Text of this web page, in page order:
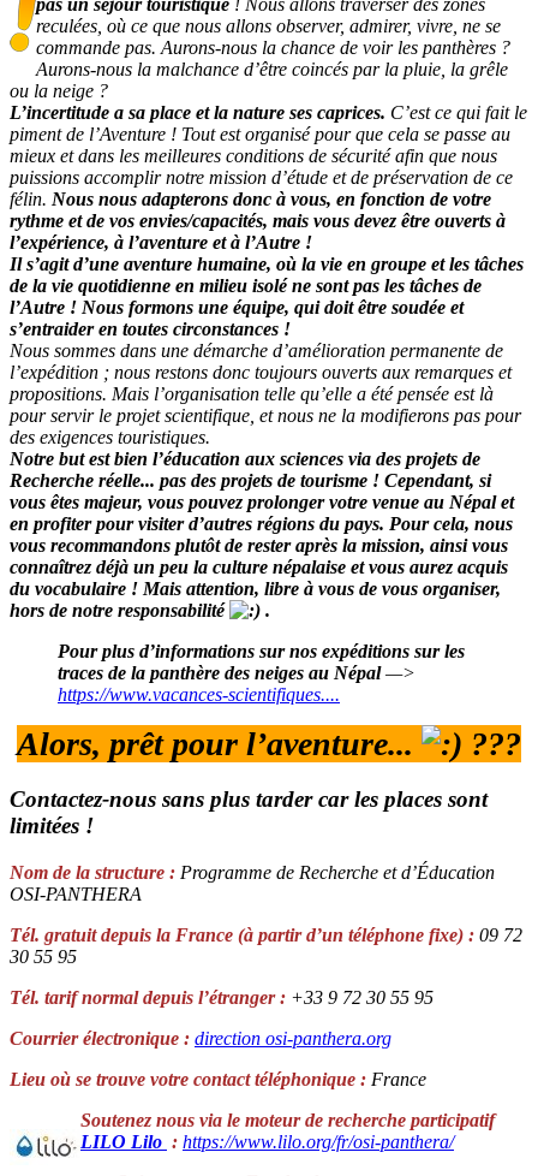
pas un séjour touristique ! Nous allons traverser des zones
reculées, où ce que nous allons observer, admirer, vivre, ne se
commande pas. Aurons-nous la chance de voir les panthères ?
Aurons-nous la malchance d’être coincés par la pluie, la grêle
ou la neige ?
L’incertitude a sa place et la nature ses caprices. C’est ce qui fait le
piment de l’Aventure ! Tout est organisé pour que cela se passe au
mieux et dans les meilleures conditions de sécurité afin que nous
puissions accomplir notre mission d’étude et de préservation de ce
félin. Nous nous adapterons donc à vous, en fonction de votre
rythme et de vos envies/capacités, mais vous devez être ouverts à
l’expérience, à l’aventure et à l’Autre !
Il s’agit d’une aventure humaine, où la vie en groupe et les tâches
de la vie quotidienne en milieu isolé ne sont pas les tâches de
l’Autre ! Nous formons une équipe, qui doit être soudée et
s’entraider en toutes circonstances !
Nous sommes dans une démarche d’amélioration permanente de
l’expédition ; nous restons donc toujours ouverts aux remarques et
propositions. Mais l’organisation telle qu’elle a été pensée est là
pour servir le projet scientifique, et nous ne la modifierons pas pour
des exigences touristiques.
Notre but est bien l’éducation aux sciences via des projets de
Recherche réelle... pas des projets de tourisme ! Cependant, si
vous êtes majeur, vous pouvez prolonger votre venue au Népal et
en profiter pour visiter d’autres régions du pays. Pour cela, nous
vous recommandons plutôt de rester après la mission, ainsi vous
connaîtrez déjà un peu la culture népalaise et vous aurez acquis
du vocabulaire ! Mais attention, libre à vous de vous organiser,
hors de notre responsabilité
.
Pour plus d’informations sur nos expéditions sur les
traces de la panthère des neiges au Népal —>
https://www.vacances-scientifiques....
Alors, prêt pour l’aventure... ???
Contactez-nous sans plus tarder car les places sont
limitées !
Nom de la structure : Programme de Recherche et d’Éducation
OSI-PANTHERA
Tél. gratuit depuis la France (à partir d’un téléphone fixe) : 09 72
30 55 95
Tél. tarif normal depuis l’étranger : +33 9 72 30 55 95
Courrier électronique : direction osi-panthera.org
Lieu où se trouve votre contact téléphonique : France
Soutenez nous via le moteur de recherche participatif
LILO Lilo : https://www.lilo.org/fr/osi-panthera/